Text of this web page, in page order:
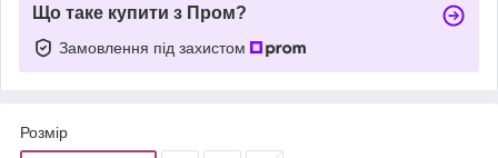
Що таке купити з Пром?
Замовлення під захистом
Розмір